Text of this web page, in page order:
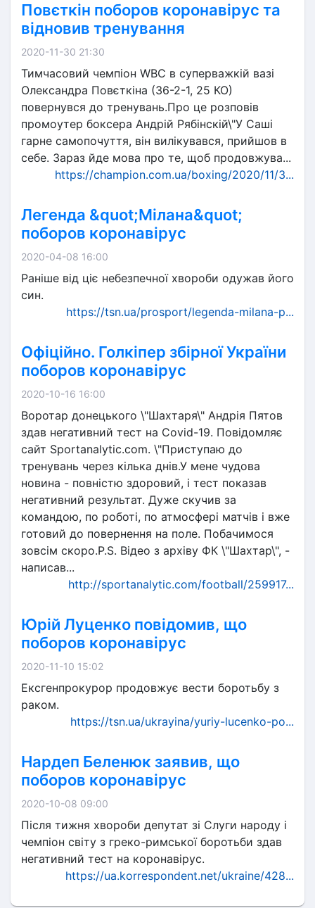
Повєткін поборов коронавірус та
відновив тренування
2020-11-30 21:30
Тимчасовий чемпіон WBC в суперважкій вазі
Олександра Повєткіна (36-2-1, 25 КО)
повернувся до тренувань.Про це розповів
промоутер боксера Андрій Рябінскій\"У Саші
гарне самопочуття, він вилікувався, прийшов в
себе. Зараз йде мова про те, щоб продовжува...
https://champion.com.ua/boxing/2020/11/3...
Легенда &quot;Мілана&quot;
поборов коронавірус
2020-04-08 16:00
Раніше від ціє небезпечної хвороби одужав його
син.
https://tsn.ua/prosport/legenda-milana-p...
Офіційно. Голкіпер збірної України
поборов коронавірус
2020-10-16 16:00
Воротар донецького \"Шахтаря\" Андрія Пятов
здав негативний тест на Сovid-19. Повідомляє
сайт Sportanalytic.com. \"Приступаю до
тренувань через кілька днів.У мене чудова
новина - повністю здоровий, і тест показав
негативний результат. Дуже скучив за
командою, по роботі, по атмосфері матчів і вже
готовий до повернення на поле. Побачимося
зовсім скоро.P.S. Відео з архіву ФК \"Шахтар\", -
написав...
http://sportanalytic.com/football/259917...
Юрій Луценко повідомив, що
поборов коронавірус
2020-11-10 15:02
Ексгенпрокурор продовжує вести боротьбу з
раком.
https://tsn.ua/ukrayina/yuriy-lucenko-po...
Нардеп Беленюк заявив, що
поборов коронавірус
2020-10-08 09:00
Після тижня хвороби депутат зі Слуги народу і
чемпіон світу з греко-римської боротьби здав
негативний тест на коронавірус.
https://ua.korrespondent.net/ukraine/428...